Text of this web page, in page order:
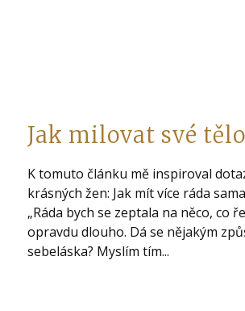
Jak milovat své
K tomuto článku mě inspiroval
krásných žen: Jak mít více ráda
„Ráda bych se zeptala na něco, co
opravdu dlouho. Dá se nějakým
sebeláska? Myslím tím...